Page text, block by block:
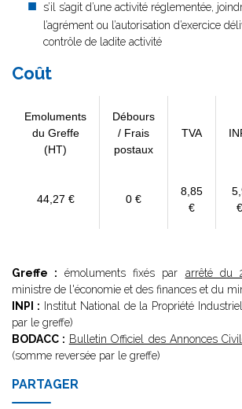
s’il s’agit d’une activité réglementée,
l’agrément ou l’autorisation d’exercice
contrôle de ladite activité
Coût
Emoluments
du Greffe
(HT)
Débours
/ Frais
postaux
TVA
44,27 € 0 €
8,85
€
€
Greffe : émoluments fixés par arrêté du
ministre de l'économie et des finances et du
INPI : Institut National de la Propriété
par le greffe)
BODACC : Bulletin Officiel des Annonces
(somme reversée par le greffe)
PARTAGER